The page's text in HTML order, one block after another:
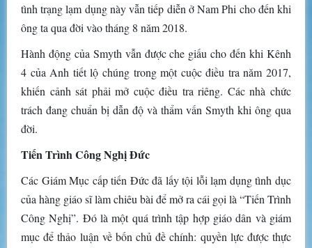
tình trạng lạm dụng này vẫn tiếp diễn ở Nam Phi cho đến khi
ông ta qua đời vào tháng 8 năm 2018.
Hành động của Smyth vẫn được che giấu cho đến khi Kênh
4 của Anh tiết lộ chúng trong một cuộc điều tra năm 2017,
khiến cảnh sát phải mở cuộc điều tra riêng. Các nhà chức
trách đang chuẩn bị dẫn độ và thẩm vấn Smyth khi ông qua
đời.
Tiến Trình Công Nghị Đức
Các Giám Mục cấp tiến Đức đã lấy tội lỗi lạm dụng tình dục
của hàng giáo sĩ làm chiêu bài để mở ra cái gọi là “Tiến Trình
Công Nghị”. Đó là một quá trình tập hợp giáo dân và giám
mục để thảo luận về bốn chủ đề chính: quyền lực được thực